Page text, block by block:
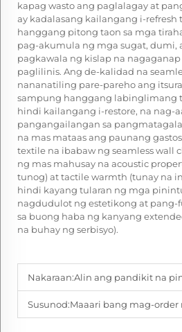
kapag wasto ang paglalagay at
ay kadalasang kailangang i-
hanggang pitong taon sa mga
pag-akumula ng mga sugat, dumi,
pagkawala ng kislap na
paglilinis. Ang de-kalidad na
nananatiling pare-pareho ang
sampung hanggang labinglimang
hindi kailangang i-restore, na nag-
pangangailangan sa
na mas mataas ang paunang
textile na ibabaw ng seamless wall
ng mas mahusay na acoustic
tunog) at tactile warmth (tunay na
hindi kayang tularan ng mga
nagdudulot ng estetikong at pang-
sa buong haba ng kanyang
na buhay ng serbisyo).
Nakaraan:Alin ang pandikit na pinakaepektibo para
Susunod:Maaari bang mag-order ng mataas